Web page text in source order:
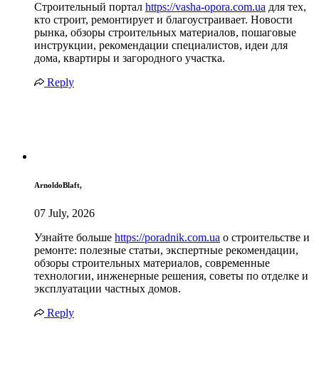
Строительный портал https://vasha-opora.com.ua для тех,
кто строит, ремонтирует и благоустраивает. Новости
рынка, обзоры строительных материалов, пошаговые
инструкции, рекомендации специалистов, идеи для
дома, квартиры и загородного участка.
Reply
ArnoldoBlaft,
07 July, 2026
Узнайте больше https://poradnik.com.ua о строительстве и
ремонте: полезные статьи, экспертные рекомендации,
обзоры строительных материалов, современные
технологии, инженерные решения, советы по отделке и
эксплуатации частных домов.
Reply